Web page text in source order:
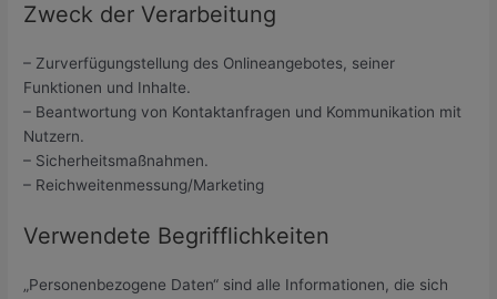
Zweck der Verarbeitung
– Zurverfügungstellung des Onlineangebotes, seiner
Funktionen und Inhalte.
– Beantwortung von Kontaktanfragen und Kommunikation mit
Nutzern.
– Sicherheitsmaßnahmen.
– Reichweitenmessung/Marketing
Verwendete Begrifflichkeiten
„Personenbezogene Daten“ sind alle Informationen, die sich